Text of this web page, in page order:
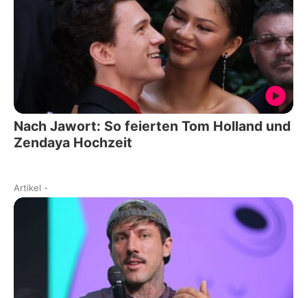
Nach Jawort: So feierten Tom Holland und
Zendaya Hochzeit
Artikel -